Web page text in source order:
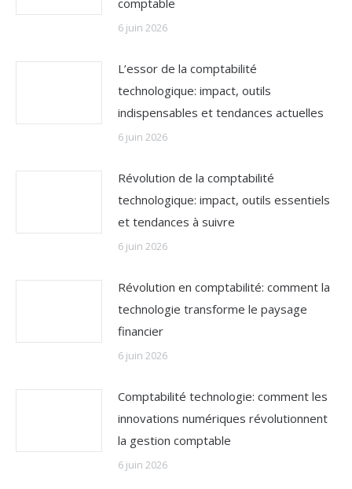
comptable
6 juin 2026
L’essor de la comptabilité
technologique: impact, outils
indispensables et tendances actuelles
6 juin 2026
Révolution de la comptabilité
technologique: impact, outils essentiels
et tendances à suivre
6 juin 2026
Révolution en comptabilité: comment la
technologie transforme le paysage
financier
6 juin 2026
Comptabilité technologie: comment les
innovations numériques révolutionnent
la gestion comptable
6 juin 2026